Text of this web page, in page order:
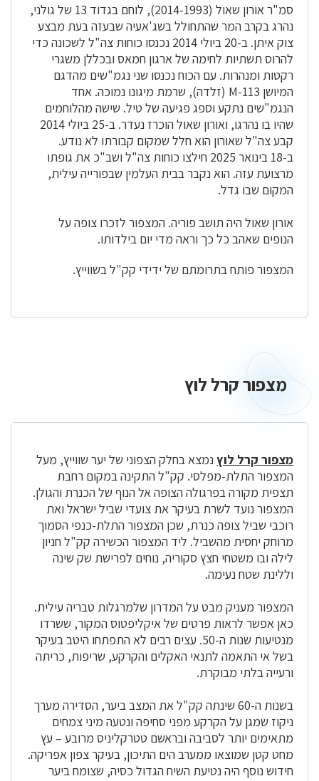
סמ"ר אורון שאול (2014-1993), לוחם בגדוד 13 של גולני,
נהרג בקרב המר שהתחולל בשג'אעיה שבעזה בעת מבצע
צוק איתן. ב-20 ביולי 2014 נכנסו כוחות צה"ל לשכונה כדי
להרוס תשתיות לחימה של ארגון חמאס ובכללן משגרי
רקטות ומנהרות. עם הכוח נכנסו שני נגמ"שים מהדגם
המיושן M-113 (זלדה), שרמת מיגונו נמוכה. אחד
הנגמ"שים נתקע וספג פגיעה של טיל. שישה מהלוחמים
שהיו בו נהרגו, ואורון שאול הוכרז נעדר. ב-25 ביולי 2014
קבע צה"ל שאורון הוא חלל שמקום קבורתו לא נודע.
ב-18 בינואר 2025 חילצו כוחות צה"ל ושב"כ את גופתו
מרצועת עזה. הוא נקבר בבית העלמין שבפורייה עילית,
המקום שבו גדל.
אורון שאול היה תושב פוריה. המצפור לזכרו צופה על
הנופים שאהב כל כך וראה מדי יום בילדותו.
המצפור פותח בתרומתם של ידידי קק"ל בשווייץ.
מצפורמצפור קרל לוץ
מצפור קרל לוץ נמצא בחלק הצפוני של יער שווייץ, מעל
המצפור התלת-מפלסי. קק"ל התקינה במקום רחבת
תצפית מקורה בפרגולה הצופה אל הנוף של הכנרת והגולן.
המצפור נועד לשרת בעיקר את צועדי שביל ישראל ואת
רוכבי שביל צופה כנרת, שכן המצפור התלת-כנפי הסמוך
מרוחק יחסית מהשביל. ליד המצפור הכשירה קק"ל חניון
לילה ובו משטחי חצץ סקוריה, נוחים לפרישת שק שינה
וללינת שטח נעימה.
המצפור מעניק מבט על המדרון שלמרגלות טבריה עילית.
כאן אפשר לראות פרטים של איקליפטוס המקור, ששרדו
מנטיעות שנות ה-50. עצים רבים לא התפתחו היטב בעיקר
בשל אי התאמה לתנאי האקלים והקרקע, שריפות, כריתה
ורעייה בלתי מבוקרת.
בשנות ה-60 שינתה קק"ל את המצב ביער, הסדירה מערך
ניקוז שמגן על הקרקע מפני סחיפה ונטעה מיני צמחים
מתאימים יותר לסביבה ובראשם טטרקליניס מרובע – עץ
מחט קטן שמוצאו ממערב הים התיכון, בעיקר צפון אפריקה.
חידוש נוסף היה נטיעת השיח הגדול כסיה, שצומח ביער